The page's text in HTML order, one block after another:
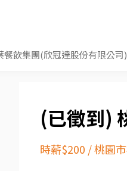
餐飲集團(欣冠達股份有限公司)
時薪$200 /桃園